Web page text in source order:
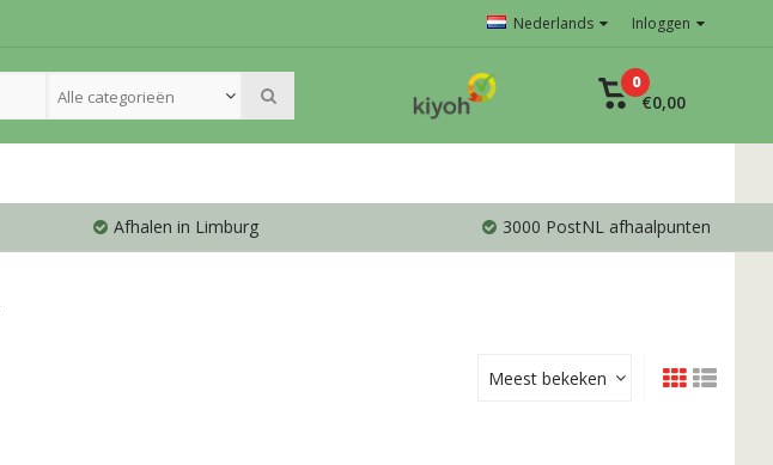
Nederlands Inloggen
Alle categorieën
0
€0,00
Afhalen in Limburg 3000 PostNL afhaalpunten
Meest bekeken